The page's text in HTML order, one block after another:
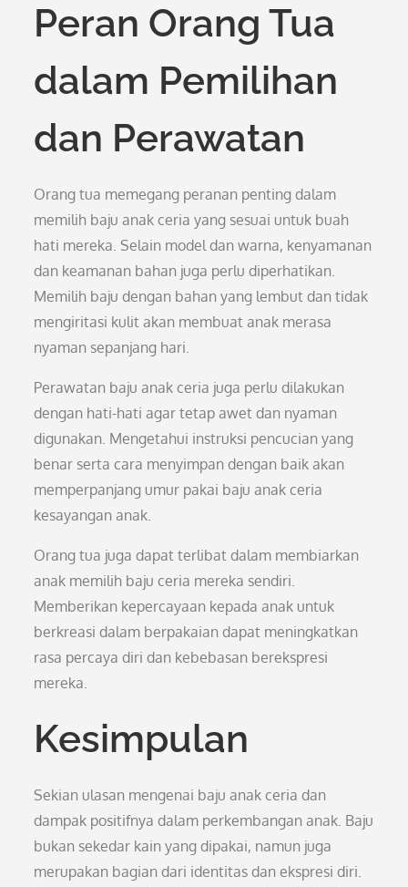
Peran Orang Tua
dalam Pemilihan
dan Perawatan
Orang tua memegang peranan penting dalam
memilih baju anak ceria yang sesuai untuk buah
hati mereka. Selain model dan warna, kenyamanan
dan keamanan bahan juga perlu diperhatikan.
Memilih baju dengan bahan yang lembut dan tidak
mengiritasi kulit akan membuat anak merasa
nyaman sepanjang hari.
Perawatan baju anak ceria juga perlu dilakukan
dengan hati-hati agar tetap awet dan nyaman
digunakan. Mengetahui instruksi pencucian yang
benar serta cara menyimpan dengan baik akan
memperpanjang umur pakai baju anak ceria
kesayangan anak.
Orang tua juga dapat terlibat dalam membiarkan
anak memilih baju ceria mereka sendiri.
Memberikan kepercayaan kepada anak untuk
berkreasi dalam berpakaian dapat meningkatkan
rasa percaya diri dan kebebasan berekspresi
mereka.
Kesimpulan
Sekian ulasan mengenai baju anak ceria dan
dampak positifnya dalam perkembangan anak. Baju
bukan sekedar kain yang dipakai, namun juga
merupakan bagian dari identitas dan ekspresi diri.